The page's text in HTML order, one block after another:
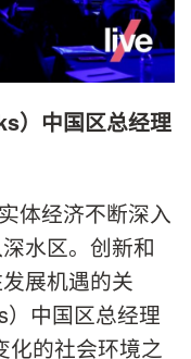
）中国区总经理
体经济不断深入
水区。创新和
展机遇的关
中国区总经理
化的社会环境之